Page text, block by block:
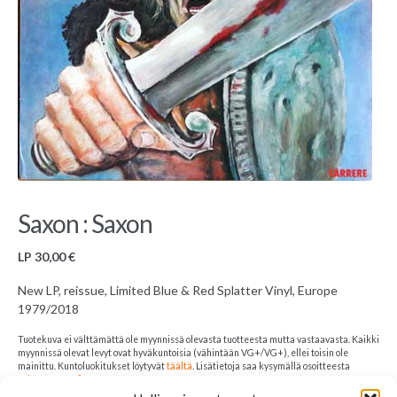
Saxon : Saxon
LP 30,00€
New LP, reissue, Limited Blue & Red Splatter Vinyl, Europe
1979/2018
Tuotekuva ei välttämättä ole myynnissä olevasta tuotteesta mutta vastaavasta. Kaikki
myynnissä olevat levyt ovat hyväkuntoisia (vähintään VG+/VG+), ellei toisin ole
mainittu. Kuntoluokitukset löytyvättäältä . Lisätietoja saa kysymällä osoitteesta
sales@33rpm.fi